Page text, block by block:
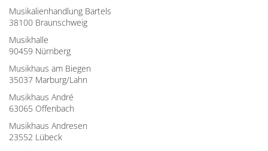
Musikalienhandlung Bartels
38100 Braunschweig
Musikhalle
90459 Nürnberg
Musikhaus am Biegen
35037 Marburg/Lahn
Musikhaus André
63065 Offenbach
Musikhaus Andresen
23552 Lübeck